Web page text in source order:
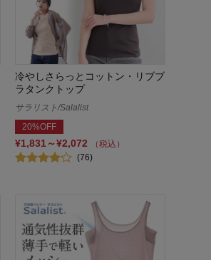
冷やしさらっとコットン・リブブ
ラタンクトップ
サラリスト/Salalist
20%OFF
¥1,831～¥2,072
（税込）
(76)